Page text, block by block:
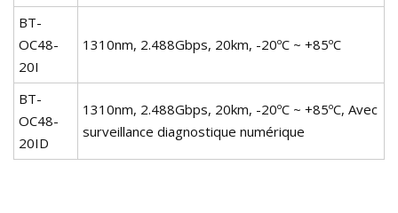
BT-
OC48-
20I
1310nm, 2.488Gbps, 20km, -20ºC ~ +85ºC
BT-
OC48-
20ID
1310nm, 2.488Gbps, 20km, -20ºC ~ +85ºC, Avec
surveillance diagnostique numérique